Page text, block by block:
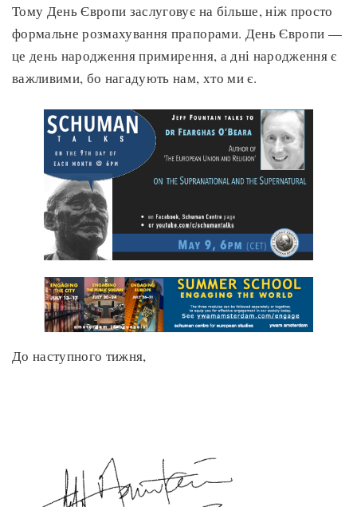
Тому День Європи заслуговує на більше, ніж просто
формальне розмахування прапорами. День Європи —
це день народження примирення, а дні народження є
важливими, бо нагадують нам, хто ми є.
До наступного тижня,